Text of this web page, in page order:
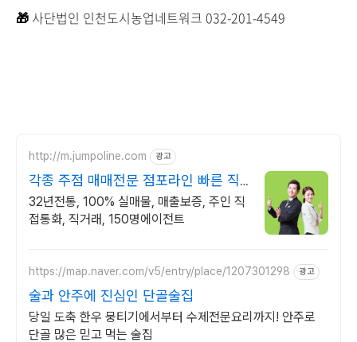
🎁 사단법인 인천도시농업네트워크 032-201-4549
http://m.jumpoline.com 광고
각종 주점 매매전문 점포라인 빠른 직
거래 & 안전중개거래
32년전통, 100% 실매물, 매출보증, 주인 직
접통화, 직거래, 150명에이전트
https://map.naver.com/v5/entry/place/1207301298 광고
술과 안주에 진심인 단골술집
당일 도축 한우 뭉티기에서부터 수제전문요리까지! 안주로
단골 많은 믿고 먹는 술집